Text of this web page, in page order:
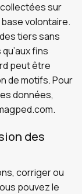
sur
volontaire.
tiers sans
fins
peut être
de motifs. Pour
données,
.
des
corriger ou
pouvez le